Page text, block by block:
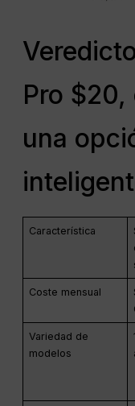
Pro $20,
una
Característica
Coste mensual
Variedad de
modelos